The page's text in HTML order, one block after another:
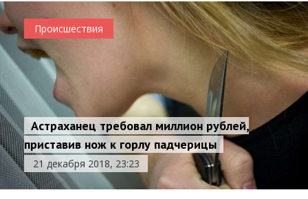
Происшествия
Астраханец требовал миллион рублей,
приставив нож к горлу падчерицы
21 декабря 2018, 23:23